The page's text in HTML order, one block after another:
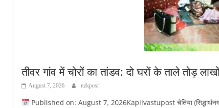
तीवर गांव में चोरों का तांडव: दो घरों के ताले तोड़
August 7, 2026 nzkpost
Published on: August 7, 2026Kapilvastupost चेतिया (सिद्धार्थनगर):